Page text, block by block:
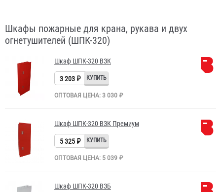
Шкафы пожарные для крана, рукава и двух
огнетушителей (ШПК-320)
Шкаф ШПК-320 ВЗК
3 203 ₽
ОПТОВАЯ ЦЕНА: 3 030 ₽
Шкаф ШПК-320 ВЗК Премиум
5 325 ₽
ОПТОВАЯ ЦЕНА: 5 039 ₽
Шкаф ШПК-320 ВЗБ